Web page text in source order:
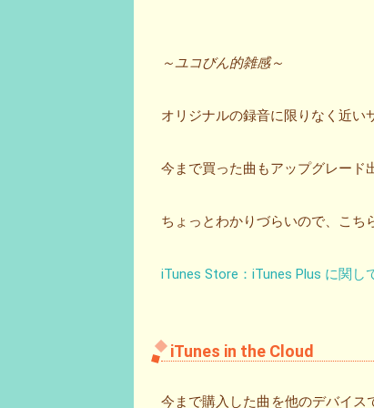
～ユコびん的雑感～
オリジナルの録音に限りなく近い
今まで買った曲もアップグレード
ちょっとわかりづらいので、こち
iTunes Store：iTunes Plus に関し
iTunes in the Cloud
今まで購入した曲を他のデバイス